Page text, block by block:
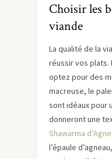
Choisir les
viande
La qualité de la
réussir vos plats.
optez pour des
macreuse, le
sont idéaux pour
donneront une
Shawarma
l’épaule